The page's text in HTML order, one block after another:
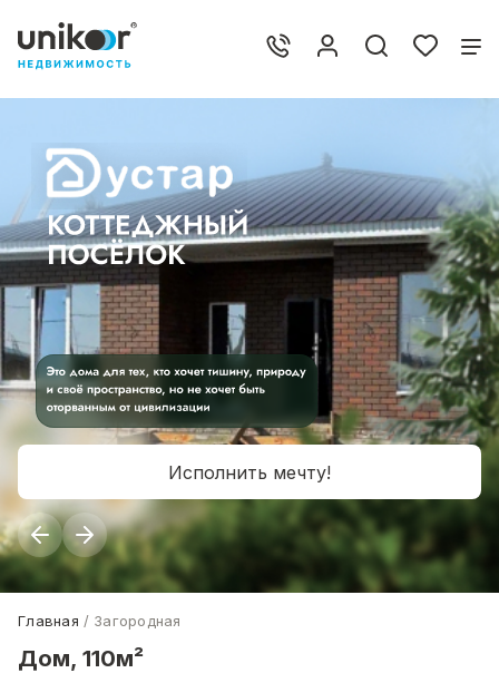
Исполнить мечту!
Главная Загородная
Дом, 110м²